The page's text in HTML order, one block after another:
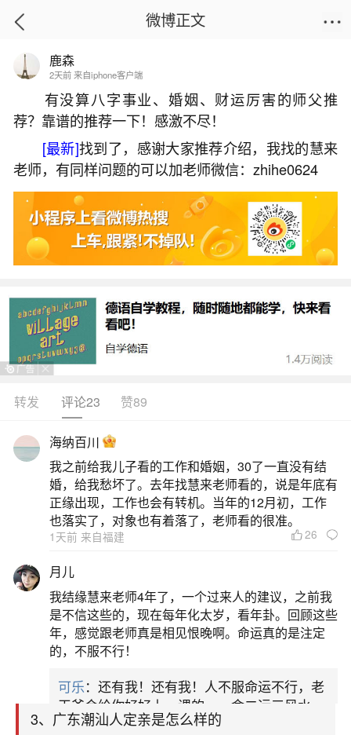
首页
潮汕人为什么输八字不合？
2026-06-01 09:16:21 5 1 赞
生活中像潮汕人为什么输八字不合？都是很常
见的问题，但是小问题不注意可能会引起大麻烦，
下面就这个问题给大家做一些解读：
1、。两人在一起想要结婚必须得去合八字。我
属龙。我男友属马。小我两。
我也是潮汕人，不管怎么样，我不是很支持迷
信，但是算命这行业也有几千年历史，人家也不是
没有一定的道理。毕竟他比你小两岁。在外你男人
抬不起头怎么办。
2、广东潮汕人定亲是怎么样的
如果八字相合，预示着两人婚姻的顺遂，这是
风水命理的方法来化解，或者重新考虑两人的关
系。三、定亲仪式1.礼品准备：男方会准备数量为
双数的礼品，如金银首饰，像金项链、金手链等，
代表着对女方的珍视；还有高档的糖果饼干，如潮
汕特色的绿豆糕等，用于分。
3、广东潮汕人定亲是怎么样的
微博正文
鹿森
2天前 来自iphone客户端
有没算八字事业、婚姻、财运厉害的师父推
荐？靠谱的推荐一下！感激不尽！
[最新]找到了，感谢大家推荐介绍，我找的慧来
老师，有同样问题的可以加老师微信：zhihe0624
转发 评论23 赞89
海纳百川
我之前给我儿子看的工作和婚姻，30了一直没有结
婚，给我愁坏了。去年找慧来老师看的，说是年底有
正缘出现，工作也会有转机。当年的12月初，工作
也落实了，对象也有着落了，老师看的很准。
1天前 来自福建 26
月儿
我结缘慧来老师4年了，一个过来人的建议，之前我
是不信这些的，现在每年化太岁，看年卦。回顾这些
年，感觉跟老师真是相见恨晚啊。命运真的是注定
的，不服不行！
可乐：还有我！还有我！人不服命运不行，老
天爷会给你好好上一课的。一命二运三风水，
哪样不服都不行！